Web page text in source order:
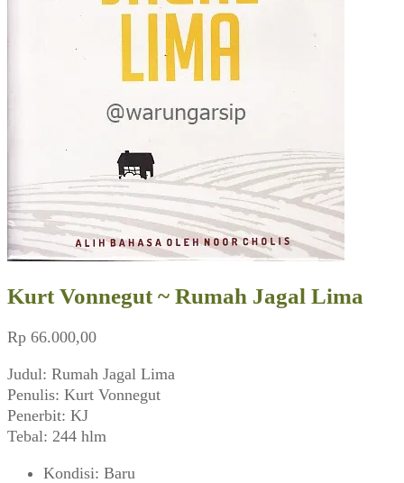
Kurt Vonnegut ~ Rumah Jagal Lima
Rp 66.000,00
Judul: Rumah Jagal Lima
Penulis: Kurt Vonnegut
Penerbit: KJ
Tebal: 244 hlm
Kondisi: Baru